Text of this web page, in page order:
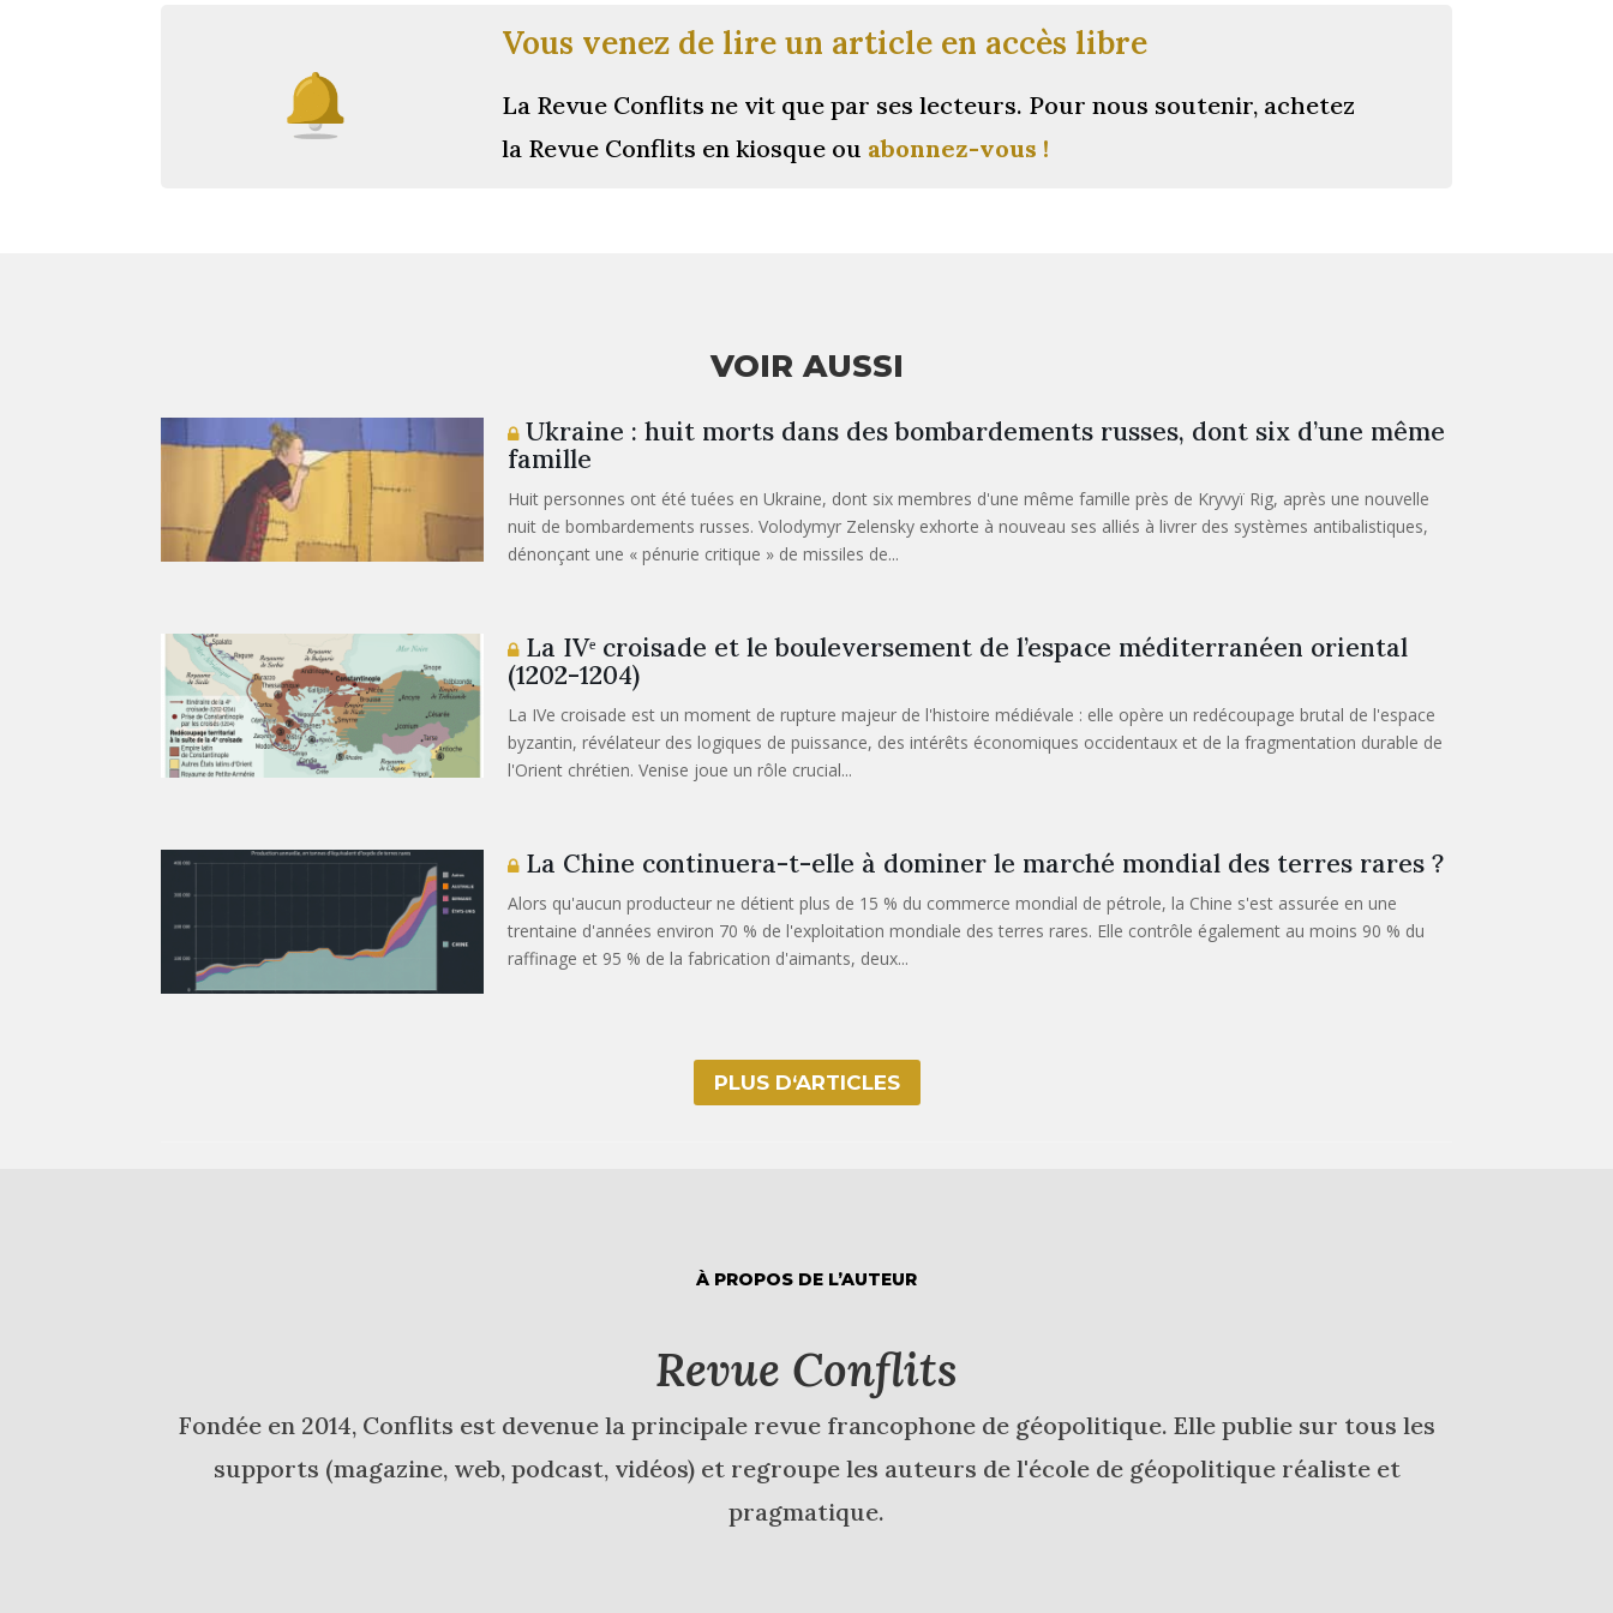
Vous venez de lire un article en accès libre
La Revue Conflits ne vit que par ses lecteurs. Pour nous soutenir, achetez
la Revue Conflits en kiosque ou abonnez-vous !
VOIR AUSSI
Ukraine : huit morts dans des bombardements russes, dont six d’une même
famille
Huit personnes ont été tuées en Ukraine, dont six membres d'une même famille près de Kryvyï Rig, après une nouvelle
nuit de bombardements russes. Volodymyr Zelensky exhorte à nouveau ses alliés à livrer des systèmes antibalistiques,
dénonçant une « pénurie critique » de missiles de...
La IVᵉ croisade et le bouleversement de l’espace méditerranéen oriental
(1202-1204)
La IVe croisade est un moment de rupture majeur de l'histoire médiévale : elle opère un redécoupage brutal de l'espace
byzantin, révélateur des logiques de puissance, des intérêts économiques occidentaux et de la fragmentation durable de
l'Orient chrétien. Venise joue un rôle crucial...
La Chine continuera-t-elle à dominer le marché mondial des terres rares ?
Alors qu'aucun producteur ne détient plus de 15 % du commerce mondial de pétrole, la Chine s'est assurée en une
trentaine d'années environ 70 % de l'exploitation mondiale des terres rares. Elle contrôle également au moins 90 % du
raffinage et 95 % de la fabrication d'aimants, deux...
PLUS D‘ARTICLES
À PROPOS DE L’AUTEUR
Revue Conflits
Fondée en 2014, Conflits est devenue la principale revue francophone de géopolitique. Elle publie sur tous les
supports (magazine, web, podcast, vidéos) et regroupe les auteurs de l'école de géopolitique réaliste et
pragmatique.